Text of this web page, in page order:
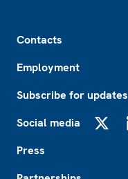
Contacts
Employment
Subscribe for updates
Social media
Press